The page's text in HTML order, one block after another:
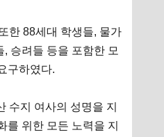
한 88세대 학생들, 물가
승려들 등을 포함한 모
구하였다.
수지 여사의 성명을 지
를 위한 모든 노력을 지